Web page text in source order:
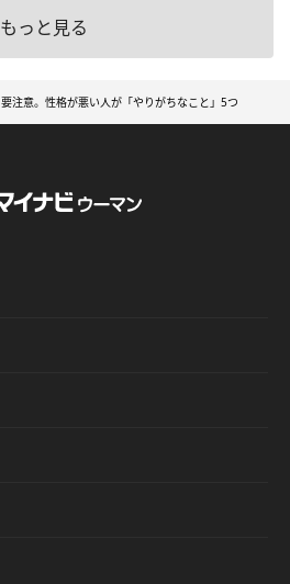
もっと見る
要注意。性格が悪い人が「やりがちなこと」5つ